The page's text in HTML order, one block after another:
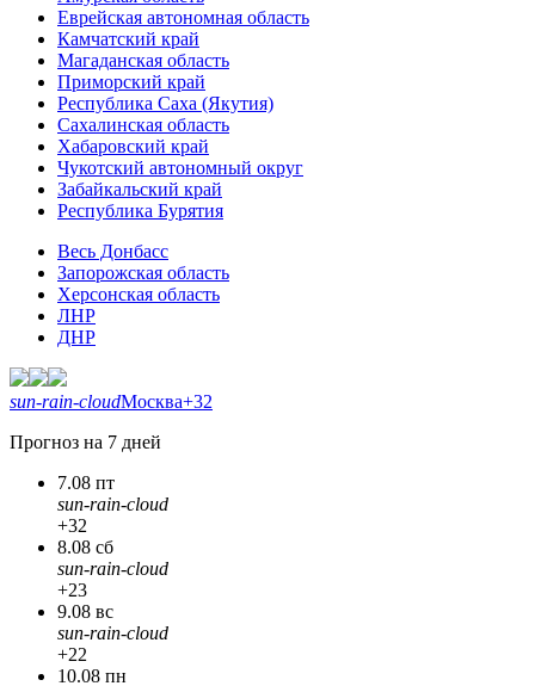
Еврейская автономная область
Камчатский край
Магаданская область
Приморский край
Республика Саха (Якутия)
Сахалинская область
Хабаровский край
Чукотский автономный округ
Забайкальский край
Республика Бурятия
Весь Донбасс
Запорожская область
Херсонская область
ЛНР
ДНР
sun-rain-cloudМосква+32
Прогноз на 7 дней
7.08 пт
sun-rain-cloud
+32
8.08 сб
sun-rain-cloud
+23
9.08 вс
sun-rain-cloud
+22
10.08 пн